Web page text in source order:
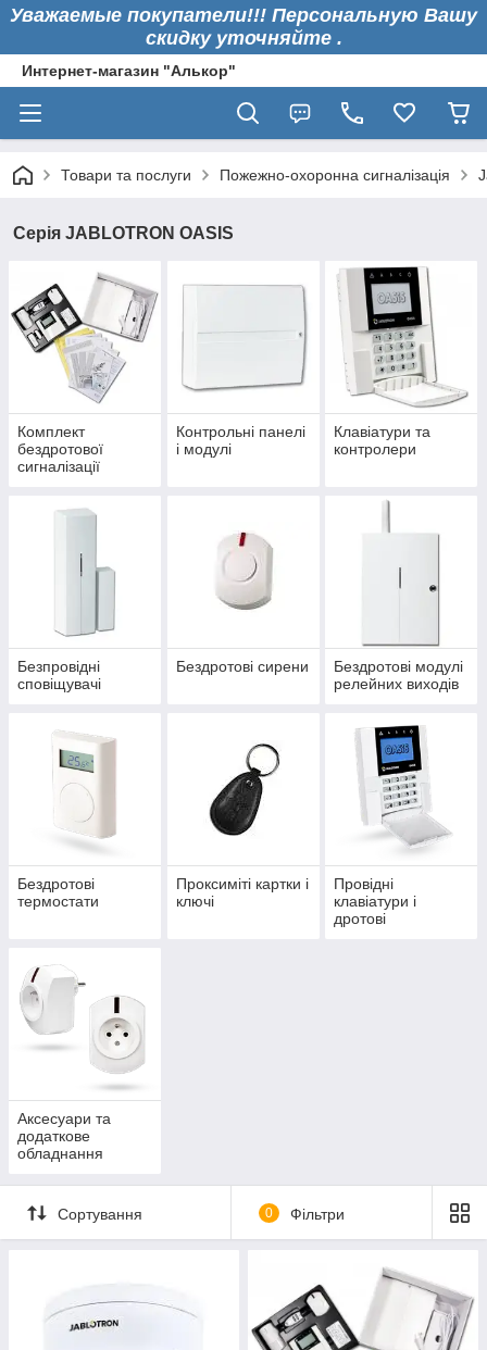
Уважаемые покупатели!!! Персональную Вашу
скидку уточняйте .
Интернет-магазин "Алькор"
Товари та послуги Пожежно-охоронна сигналізація
Серія JABLOTRON OASIS
Комплект
бездротової
сигналізації
Контрольні панелі
і модулі
Клавіатури та
контролери
Безпровідні
сповіщувачі
Бездротові сирени
Бездротові модулі
релейних виходів
Бездротові
термостати
Проксиміті картки і
ключі
Провідні
клавіатури і
дротові
Аксесуари та
додаткове
обладнання
Сортування 0 Фільтри